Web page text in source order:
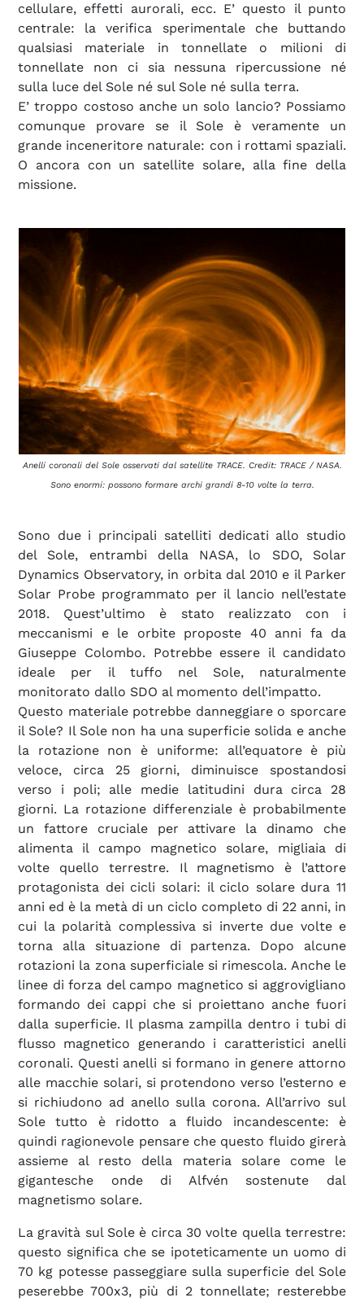
cellulare, effetti aurorali, ecc. E’ questo il punto
centrale: la verifica sperimentale che buttando
qualsiasi materiale in tonnellate o milioni di
tonnellate non ci sia nessuna ripercussione né
sulla luce del Sole né sul Sole né sulla terra.
E’ troppo costoso anche un solo lancio? Possiamo
comunque provare se il Sole è veramente un
grande inceneritore naturale: con i rottami spaziali.
O ancora con un satellite solare, alla fine della
missione.
Anelli coronali del Sole osservati dal satellite TRACE. Credit: TRACE / NASA.
Sono enormi: possono formare archi grandi 8-10 volte la terra.
Sono due i principali satelliti dedicati allo studio
del Sole, entrambi della NASA, lo SDO, Solar
Dynamics Observatory, in orbita dal 2010 e il Parker
Solar Probe programmato per il lancio nell’estate
2018. Quest’ultimo è stato realizzato con i
meccanismi e le orbite proposte 40 anni fa da
Giuseppe Colombo. Potrebbe essere il candidato
ideale per il tuffo nel Sole, naturalmente
monitorato dallo SDO al momento dell’impatto.
Questo materiale potrebbe danneggiare o sporcare
il Sole? Il Sole non ha una superficie solida e anche
la rotazione non è uniforme: all’equatore è più
veloce, circa 25 giorni, diminuisce spostandosi
verso i poli; alle medie latitudini dura circa 28
giorni. La rotazione differenziale è probabilmente
un fattore cruciale per attivare la dinamo che
alimenta il campo magnetico solare, migliaia di
volte quello terrestre. Il magnetismo è l’attore
protagonista dei cicli solari: il ciclo solare dura 11
anni ed è la metà di un ciclo completo di 22 anni, in
cui la polarità complessiva si inverte due volte e
torna alla situazione di partenza. Dopo alcune
rotazioni la zona superficiale si rimescola. Anche le
linee di forza del campo magnetico si aggrovigliano
formando dei cappi che si proiettano anche fuori
dalla superficie. Il plasma zampilla dentro i tubi di
flusso magnetico generando i caratteristici anelli
coronali. Questi anelli si formano in genere attorno
alle macchie solari, si protendono verso l’esterno e
si richiudono ad anello sulla corona. All’arrivo sul
Sole tutto è ridotto a fluido incandescente: è
quindi ragionevole pensare che questo fluido girerà
assieme al resto della materia solare come le
gigantesche onde di Alfvén sostenute dal
magnetismo solare.
La gravità sul Sole è circa 30 volte quella terrestre:
questo significa che se ipoteticamente un uomo di
70 kg potesse passeggiare sulla superficie del Sole
peserebbe 700x3, più di 2 tonnellate; resterebbe